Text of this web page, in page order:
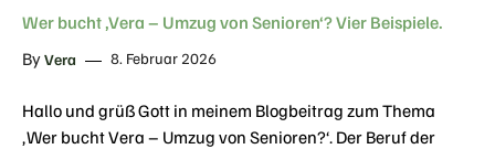
Wer bucht ‚Vera – Umzug von Senioren‘? Vier Beispiele.
ByVera 8. Februar 2026
Hallo und grüß Gott in meinem Blogbeitrag zum Thema
‚Wer bucht Vera – Umzug von Senioren?‘. Der Beruf der